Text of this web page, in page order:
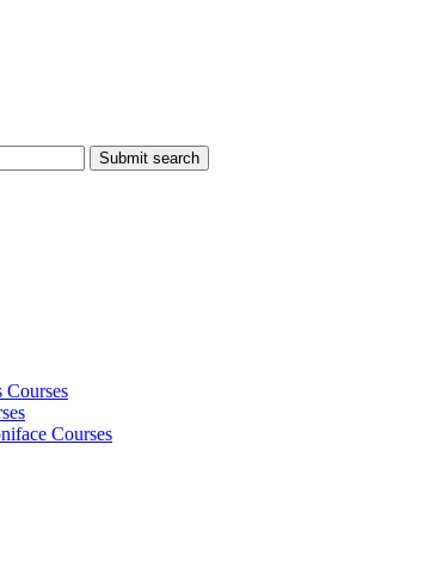
Submit search
Courses
Courses